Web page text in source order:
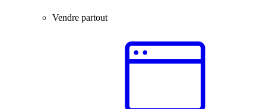
Vendre partout